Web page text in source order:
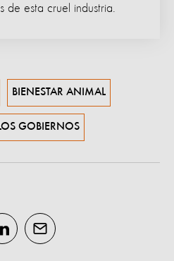
de esta cruel industria.
BIENESTAR ANIMAL
GOBIERNOS